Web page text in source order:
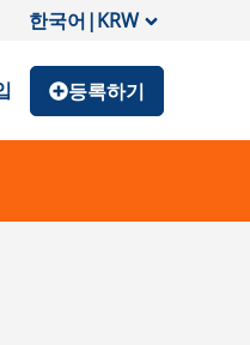
한국어|KRW
등록하기